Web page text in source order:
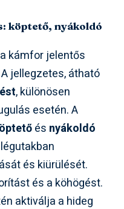
köptető, nyákoldó
kámfor jelentős
jellegzetes, átható
, különösen
esetén. A
és nyákoldó
és kiürülését.
és a köhögést.
aktiválja a hideg